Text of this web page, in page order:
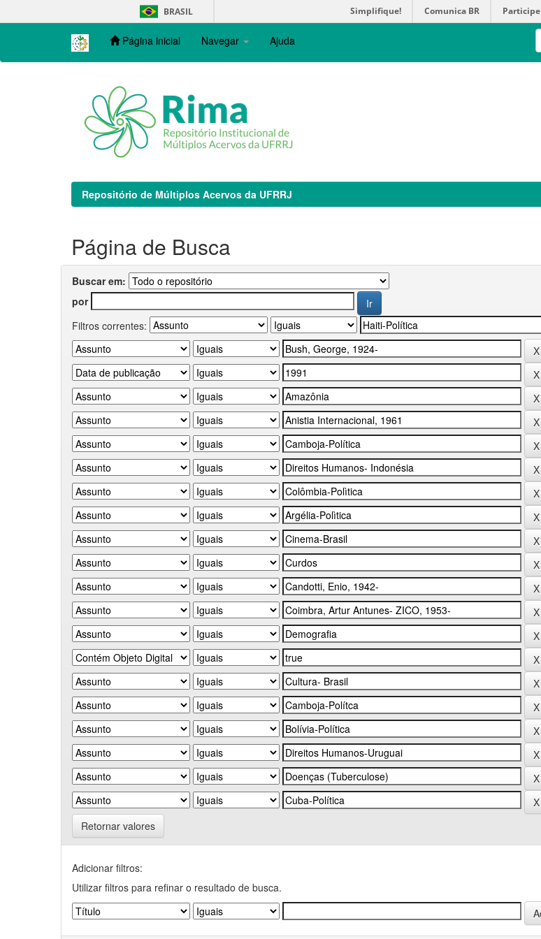
navigation
BRASIL Simplifique! Comunica BR Participe
Página inicial Navegar Ajuda
Repositório de Múltiplos Acervos da UFRRJ
Página de Busca
Buscar em:
por
Filtros correntes:
Retornar valores
Adicionar filtros:
Utilizar filtros para refinar o resultado de busca.